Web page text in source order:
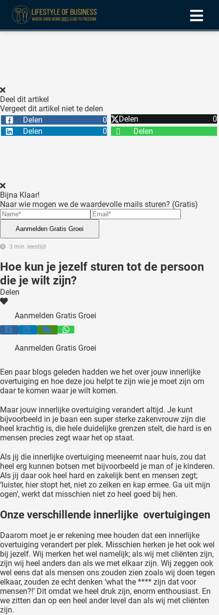
Deel dit artikel
Vergeet dit artikel niet te delen
Delen
0 Delen
0
Delen
0 Delen
Bijna Klaar!
Naar wie mogen we de waardevolle mails sturen? (Gratis)
Aanmelden Gratis Groei
3 min. leestijd
Hoe kun je jezelf sturen tot de persoon
die je wilt zijn?
Delen
Aanmelden Gratis Groei
Aanmelden Gratis Groei
Een paar blogs geleden hadden we het over jouw innerlijke
overtuiging en hoe deze jou helpt te zijn wie je moet zijn om
daar te komen waar je wilt komen.
Maar jouw innerlijke overtuiging verandert altijd. Je kunt
bijvoorbeeld in je baan een super sterke zakenvrouw zijn die
heel krachtig is, die hele duidelijke grenzen stelt, die hard is en
mensen precies zegt waar het op staat.
Als jij die innerlijke overtuiging meeneemt naar huis, zou dat
heel erg kunnen botsen met bijvoorbeeld je man of je kinderen.
Als jij daar ook heel hard en zakelijk bent en mensen zegt;
‘luister, hier stopt het, niet zo zeiken en kap ermee. Ga uit mijn
ogen’, werkt dat misschien niet zo heel goed bij hen.
Onze verschillende innerlijke overtuigingen
Daarom moet je er rekening mee houden dat een innerlijke
overtuiging verandert per plek. Misschien herken je het ook wel
bij jezelf. Wij merken het wel namelijk; als wij met cliënten zijn,
zijn wij heel anders dan als we met elkaar zijn. Wij zeggen ook
wel eens dat als mensen ons zouden zien zoals wij doen tegen
elkaar, zouden ze echt denken ‘what the **** zijn dat voor
mensen?!’ Dit omdat we heel druk zijn, enorm enthousiast. En
we zitten dan op een heel ander level dan als wij met cliënten
zijn.
en
kan de
niet
om
te
van
op
gebruikt
de
Hierdoor
website-